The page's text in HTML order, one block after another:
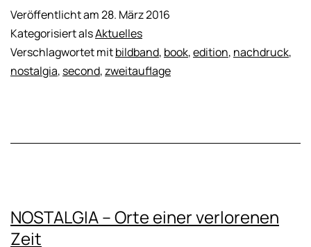
Veröffentlicht am28. März 2016
Kategorisiert alsAktuelles
Verschlagwortet mitbildband, book,edition, nachdruck,
nostalgia, second,zweitauflage
NOSTALGIA – Orte einer verlorenen
Zeit